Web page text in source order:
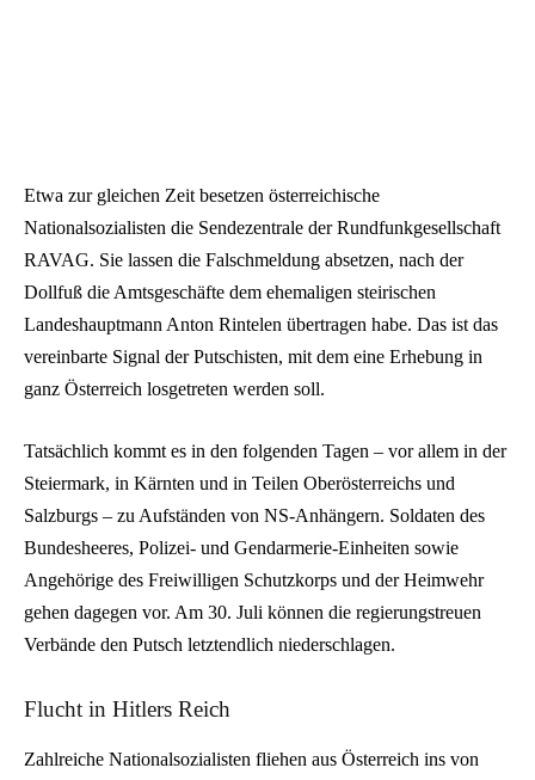
Etwa zur gleichen Zeit besetzen österreichische
Nationalsozialisten die Sendezentrale der Rundfunkgesellschaft
RAVAG. Sie lassen die Falschmeldung absetzen, nach der
Dollfuß die Amtsgeschäfte dem ehemaligen steirischen
Landeshauptmann Anton Rintelen übertragen habe. Das ist das
vereinbarte Signal der Putschisten, mit dem eine Erhebung in
ganz Österreich losgetreten werden soll.
Tatsächlich kommt es in den folgenden Tagen – vor allem in der
Steiermark, in Kärnten und in Teilen Oberösterreichs und
Salzburgs – zu Aufständen von NS-Anhängern. Soldaten des
Bundesheeres, Polizei- und Gendarmerie-Einheiten sowie
Angehörige des Freiwilligen Schutzkorps und der Heimwehr
gehen dagegen vor. Am 30. Juli können die regierungstreuen
Verbände den Putsch letztendlich niederschlagen.
Flucht in Hitlers Reich
Zahlreiche Nationalsozialisten fliehen aus Österreich ins von